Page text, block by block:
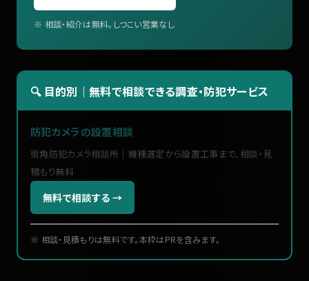
※ 相談・紹介は無料。しつこい営業なし
🔍 目的別｜無料で相談できる調査・防犯サービス
防犯カメラの設置相談
街角防犯カメラ相談所｜機種選定から設置工事まで、相談・見
積もり無料
無料で相談する →
※ 相談・見積もりは無料です。本枠はPRを含みます。